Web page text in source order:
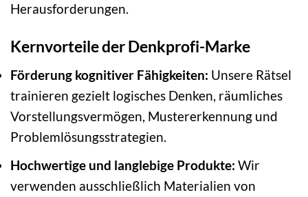
Herausforderungen.
Kernvorteile der Denkprofi-Marke
Förderung kognitiver Fähigkeiten: Unsere Rätsel
trainieren gezielt logisches Denken, räumliches
Vorstellungsvermögen, Mustererkennung und
Problemlösungsstrategien.
Hochwertige und langlebige Produkte: Wir
verwenden ausschließlich Materialien von